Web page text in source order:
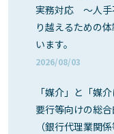
実務対応 ～人手
り越えるための
います。
2026/08/03
「媒介」と「媒
要行等向けの総
（銀行代理業関